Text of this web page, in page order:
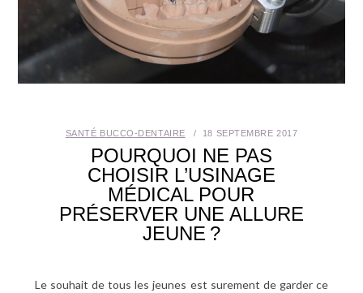
BIEN-ÊTRE
SANTÉ BUCCO-DENTAIRE
SANTÉ BUCCO-DENTAIRE 18 SEPTEMBRE 2017
POURQUOI NE PAS
CHOISIR L’USINAGE
MÉDICAL POUR
PRÉSERVER UNE ALLURE
JEUNE ?
Le souhait de tous les jeunes est surement de garder ce